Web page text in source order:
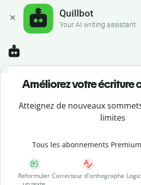
Quillbot
Your AI writing assistant
Améliorez votre écriture
Atteignez de nouveaux
limites
Tous les abonnements
Reformuler Correcteur d'orthographe